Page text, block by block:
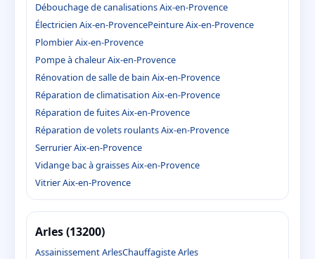
Débouchage de canalisations Aix-en-Provence
Électricien Aix-en-ProvencePeinture Aix-en-Provence
Plombier Aix-en-Provence
Pompe à chaleur Aix-en-Provence
Rénovation de salle de bain Aix-en-Provence
Réparation de climatisation Aix-en-Provence
Réparation de fuites Aix-en-Provence
Réparation de volets roulants Aix-en-Provence
Serrurier Aix-en-Provence
Vidange bac à graisses Aix-en-Provence
Vitrier Aix-en-Provence
Arles (13200)
Assainissement ArlesChauffagiste Arles